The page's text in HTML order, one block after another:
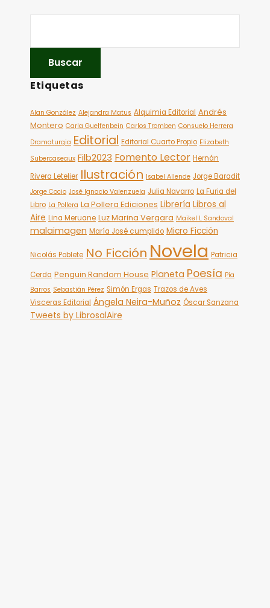
Etiquetas
Alan González Alejandra Matus Alquimia Editorial Andrés
Montero Carla Guelfenbein Carlos Tromben Consuelo Herrera
Dramaturgia Editorial Editorial Cuarto Propio Elizabeth
Subercaseaux Filb2023 Fomento Lector Hernán
Rivera Letelier Ilustración Isabel Allende Jorge Baradit
Jorge Cocio José Ignacio Valenzuela Julia Navarro La Furia del
Libro La Pollera La Pollera Ediciones Librería Libros al
Aire Lina Meruane Luz Marina Vergara Maikel L Sandoval
malaimagen María José cumplido Micro Ficción
Nicolás Poblete No Ficción Novela Patricia
Cerda Penguin Random House Planeta Poesía Pía
Barros Sebastián Pérez Simón Ergas Trazos de Aves
Visceras Editorial Ángela Neira-Muñoz Óscar Sanzana
Tweets by LibrosalAire